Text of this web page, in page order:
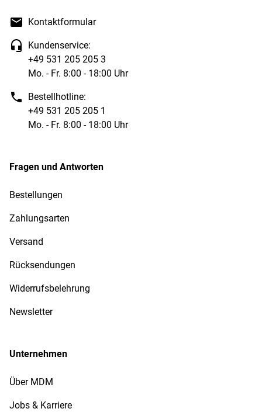
Kontaktformular
Kundenservice:
+49 531 205 205 3
Mo. - Fr. 8:00 - 18:00 Uhr
Bestellhotline:
+49 531 205 205 1
Mo. - Fr. 8:00 - 18:00 Uhr
Fragen und Antworten
Bestellungen
Zahlungsarten
Versand
Rücksendungen
Widerrufsbelehrung
Newsletter
Unternehmen
Über MDM
Jobs & Karriere